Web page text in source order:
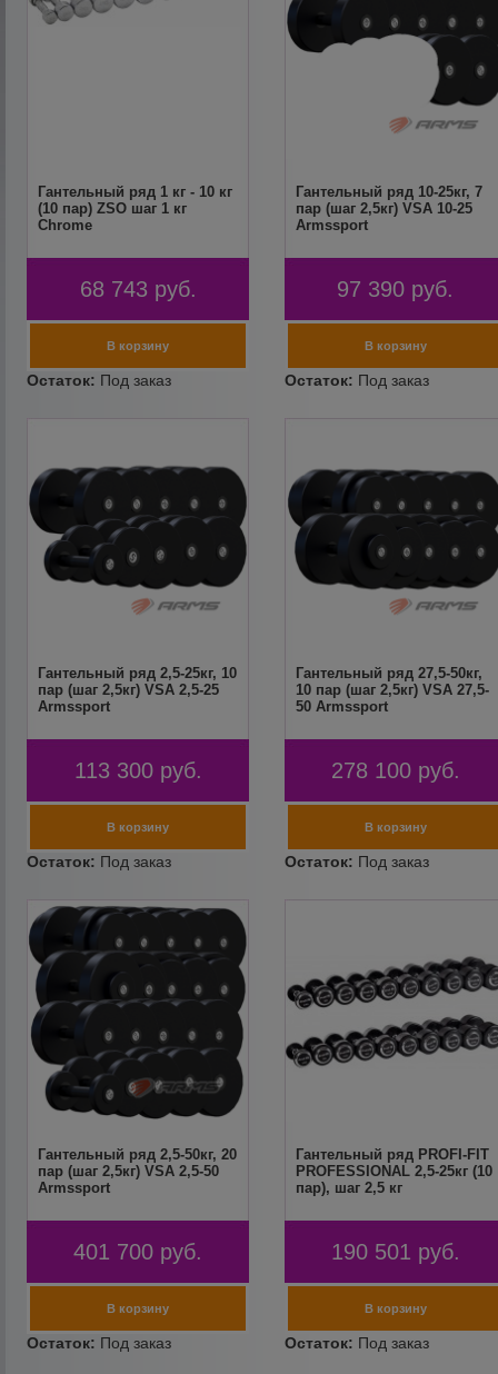
Гантельный ряд 1 кг - 10 кг
(10 пар) ZSO шаг 1 кг
Chrome
68 743 руб.
Гантельный ряд 10-25кг, 7
пар (шаг 2,5кг) VSA 10-25
Armssport
97 390 руб.
Гантельный ряд 2,5-25кг, 10
пар (шаг 2,5кг) VSA 2,5-25
Armssport
113 300 руб.
Гантельный ряд 27,5-50кг,
10 пар (шаг 2,5кг) VSA 27,5-
50 Armssport
278 100 руб.
Гантельный ряд 2,5-50кг, 20
пар (шаг 2,5кг) VSA 2,5-50
Armssport
401 700 руб.
Гантельный ряд PROFI-FIT
PROFESSIONAL 2,5-25кг (10
пар), шаг 2,5 кг
190 501 руб.